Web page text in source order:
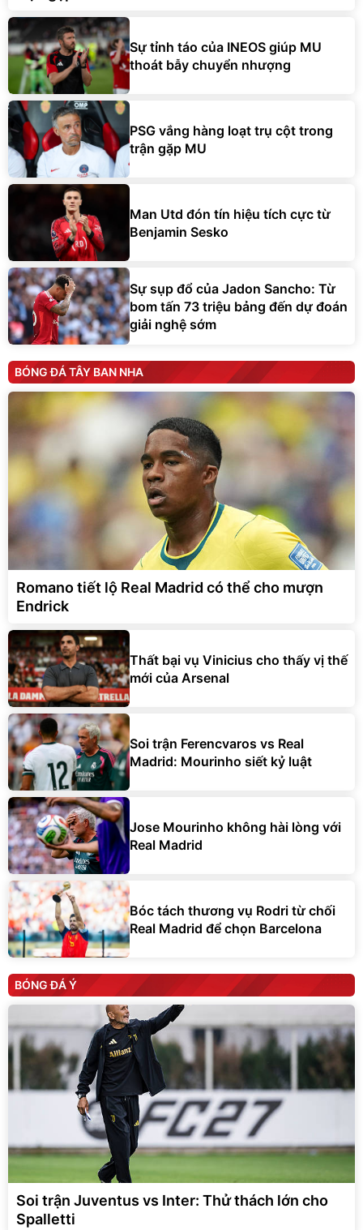
Sự tỉnh táo của INEOS giúp MU
thoát bẫy chuyển nhượng
PSG vắng hàng loạt trụ cột trong
trận gặp MU
Man Utd đón tín hiệu tích cực từ
Benjamin Sesko
Sự sụp đổ của Jadon Sancho: Từ
bom tấn 73 triệu bảng đến dự đoán
giải nghệ sớm
BÓNG ĐÁ TÂY BAN NHA
Romano tiết lộ Real Madrid có thể cho mượn
Endrick
Thất bại vụ Vinicius cho thấy vị thế
mới của Arsenal
Soi trận Ferencvaros vs Real
Madrid: Mourinho siết kỷ luật
Jose Mourinho không hài lòng với
Real Madrid
Bóc tách thương vụ Rodri từ chối
Real Madrid để chọn Barcelona
BÓNG ĐÁ Ý
Soi trận Juventus vs Inter: Thử thách lớn cho
Spalletti